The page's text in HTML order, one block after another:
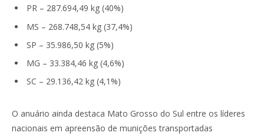
PR – 287.694,49 kg (40%)
MS – 268.748,54 kg (37,4%)
SP – 35.986,50 kg (5%)
MG – 33.384,46 kg (4,6%)
SC – 29.136,42 kg (4,1%)
O anuário ainda destaca Mato Grosso do Sul entre os líderes
nacionais em apreensão de munições transportadas